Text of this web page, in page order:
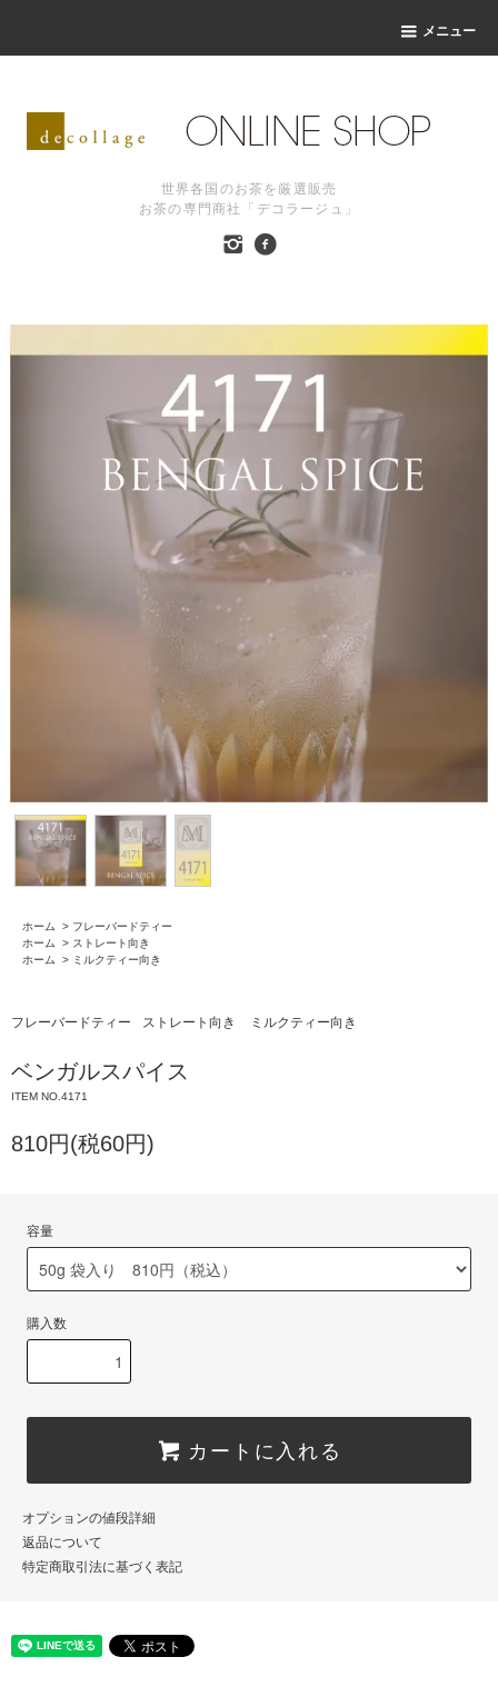
メニュー
世界各国のお茶を厳選販売
お茶の専門商社「デコラージュ」
ホーム > フレーバードティー
ホーム
> ストレート向き
ホーム
> ミルクティー向き
フレーバードティー ストレート向き ミルクティー向き
ベンガルスパイス
ITEM NO.4171
810円(税60円)
容量
購入数
カートに入れる
オプションの値段詳細
返品について
特定商取引法に基づく表記